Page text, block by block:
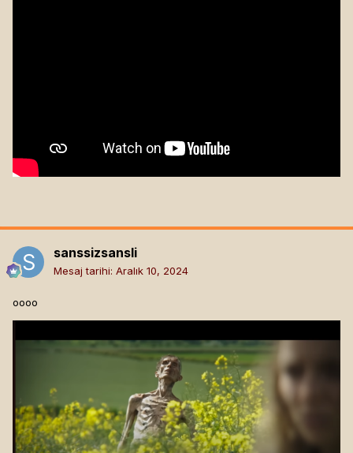
sanssizsansli
Mesaj tarihi: Aralık 10, 2024
oooo